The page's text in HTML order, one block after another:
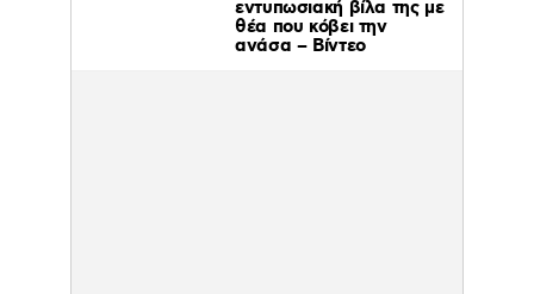
εντυπωσιακή βίλα της με
θέα που κόβει την
ανάσα – Βίντεο